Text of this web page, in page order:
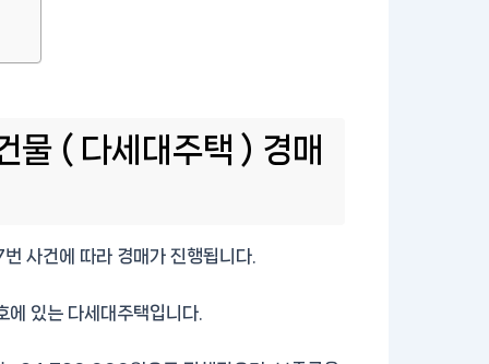
물 ( 다세대주택 ) 경매
건에 따라 경매가 진행됩니다.
있는 다세대주택입니다.